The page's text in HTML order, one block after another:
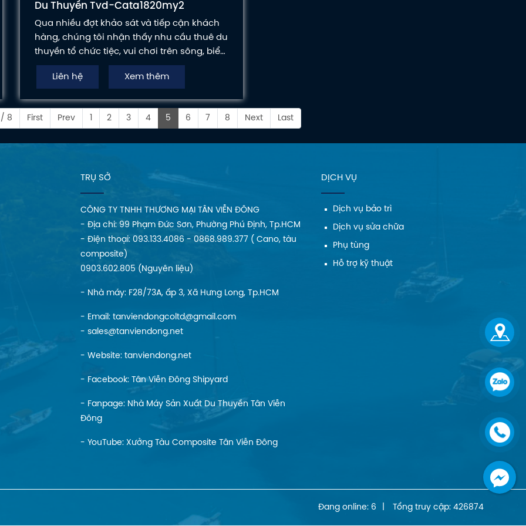
Du Thuyền Tvd-Cata1820my2
Qua nhiều đợt khảo sát và tiếp cận khách
hàng, chúng tôi nhận thấy nhu cầu thuê du
thuyền tổ chức tiệc, vui chơi trên sông, biển
dành cho 1 nhóm người, 1 tổ chức hoặc việc
sở hữu du thuyền hạng sang để khẳng
phân khúc thị trường du thuyền hạng sang
này Nhà máy đóng tàu Tân Viễn Đông đã
Liên hệ Xem thêm
/ 8 First Prev 1 2 3 4 5 6 7 8 Next Last
TRỤ SỞ
CÔNG TY TNHH THƯƠNG MẠI TÂN VIỄN ĐÔNG
- Địa chi: 99 Phạm Đức Sơn, Phường Phú Định, Tp.HCM
- Điện thoại: 093.133.4086 - 0868.989.377 ( Cano, tàu
composite)
0903.602.805 (Nguyên liệu)
- Nhà máy: F28/73A, ấp 3, Xã Hưng Long, Tp.HCM
- Email: tanviendongcoltd@gmail.com
- sales@tanviendong.net
- Website: tanviendong.net
- Facebook: Tân Viễn Đông Shipyard
- Fanpage: Nhà Máy Sản Xuất Du Thuyền Tân Viễn
Đông
- YouTube: Xưởng Tàu Composite Tân Viễn Đông
DỊCH VỤ
Dịch vụ bảo trì
Dịch vụ sửa chữa
Phụ tùng
Hỗ trợ kỹ thuật
Đang online: 6 Tổng truy cập: 426874